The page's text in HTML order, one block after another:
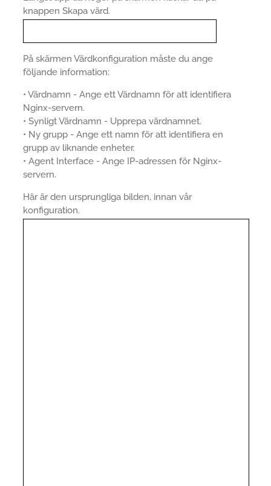
knappen Skapa värd.
På skärmen Värdkonfiguration måste du ange
följande information:
• Värdnamn - Ange ett Värdnamn för att identifiera
Nginx-servern.
• Synligt Värdnamn - Upprepa värdnamnet.
• Ny grupp - Ange ett namn för att identifiera en
grupp av liknande enheter.
• Agent Interface - Ange IP-adressen för Nginx-
servern.
Här är den ursprungliga bilden, innan vår
konfiguration.